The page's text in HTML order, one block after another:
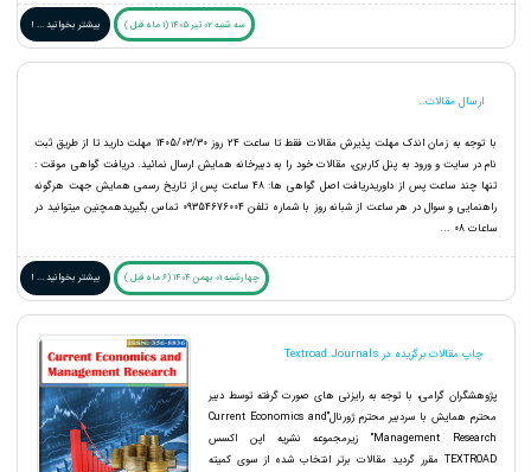
سه شنبه 02 تیر 1405 (1 ماه قبل ) بیشتر بخوانید ... !
ارسال مقالات..
با توجه به زمان اندک مهلت پذیرش مقالات فقط تا ساعت 24 روز 1405/03/30 مهلت دارید تا از طریق ثبت
نام در سایت و ورود به پنل کاربری، مقالات خود را به دبیرخانه همایش ارسال نمائید. دریافت گواهی موقت :
تنها چند ساعت پس از داوریدریافت اصل گواهی ها: 48 ساعت پس از تاریخ رسمی همایش جهت هرگونه
راهنمایی و سوال در هر ساعت از شبانه روز با شماره تلفن 09354676004 تماس بگیریدهمچنین میتوانید در
ساعات 08 ...
چهارشنبه 01 بهمن 1404 (6 ماه قبل ) بیشتر بخوانید ... !
چاپ مقالات برگزیده در Textroad Journals
پژوهشگران گرامی، با توجه به رایزنی های صورت گرفته توسط دبیر
محترم همایش با سردبیر محترم ژورنال"Current Economics and
Management Research" زیرمجموعه نشریه اپن اکسس
TEXTROAD مقرر گردید مقالات برتر انتخاب شده از سوی کمیته